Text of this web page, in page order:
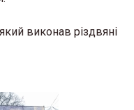
виконав різдвяні